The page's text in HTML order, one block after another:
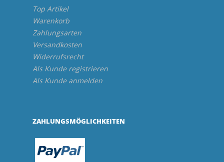
Top Artikel
Warenkorb
Zahlungsarten
Versandkosten
Widerrufsrecht
Als Kunde registrieren
Als Kunde anmelden
ZAHLUNGSMÖGLICHKEITEN